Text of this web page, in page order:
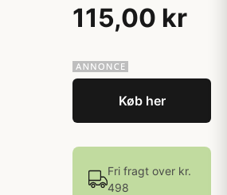
115,00 kr
Køb her
Fri fragt over kr.
498